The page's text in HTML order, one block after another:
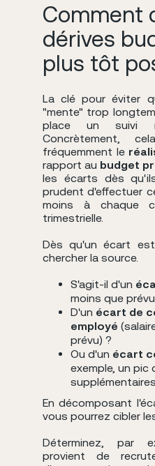
Comment
dérives
plus tôt
La clé pour éviter
"mente" trop
place un suivi
Concrètement,
fréquemment le
rapport au budget
les écarts dès
prudent d'effectuer
moins à chaque
trimestrielle.
Dès qu'un écart
chercher la source.
S'agit-il d'un
moins que
D'un écart de
employé
prévu) ?
Ou d'un écart
exemple, un pic
En décomposant
vous pourrez cibler
Déterminez, par
provient de